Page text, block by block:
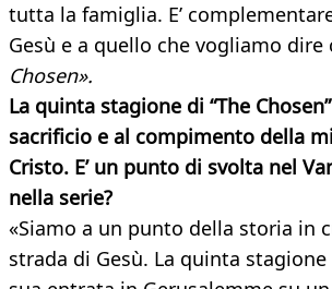
tutta la famiglia. E’
Gesù e a quello che vogliamo dire
Chosen».
La quinta stagione di “The
sacrificio e al compimento della
Cristo. E’ un punto di svolta nel
nella serie?
«Siamo a un punto della storia in
strada di Gesù. La quinta